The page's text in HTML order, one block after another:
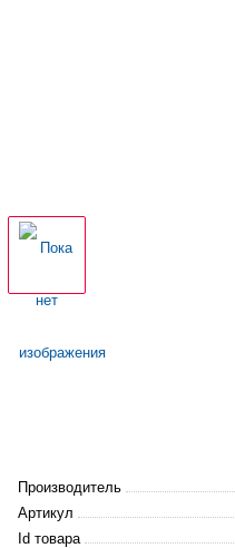
Производитель
Артикул
Id товара